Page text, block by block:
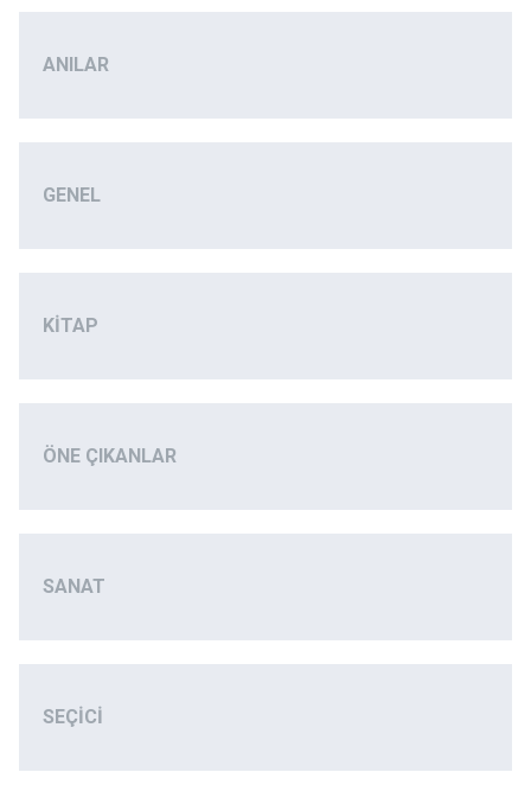
ANILAR
GENEL
KITAP
ÖNE ÇIKANLAR
SANAT
SEÇICI